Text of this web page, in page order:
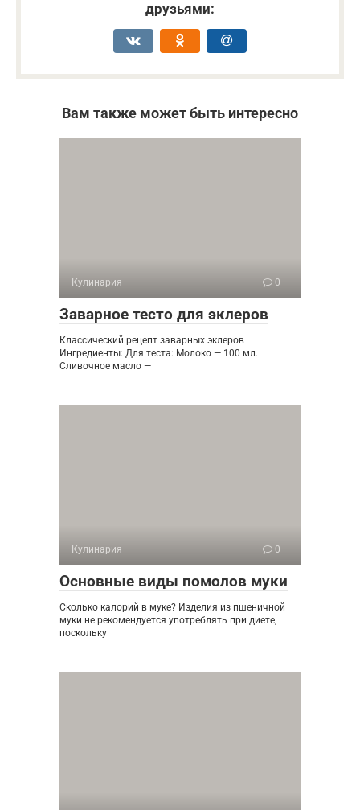
друзьями:
Вам также может быть интересно
Кулинария 0
Заварное тесто для эклеров
Классический рецепт заварных эклеров
Ингредиенты: Для теста: Молоко — 100 мл.
Сливочное масло —
Кулинария 0
Основные виды помолов муки
Сколько калорий в муке? Изделия из пшеничной
муки не рекомендуется употреблять при диете,
поскольку